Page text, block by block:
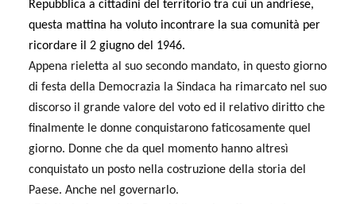
Repubblica a cittadini del territorio tra cui un andriese,
questa mattina ha voluto incontrare la sua comunità per
ricordare il 2 giugno del 1946.
Appena rieletta al suo secondo mandato, in questo giorno
di festa della Democrazia la Sindaca ha rimarcato nel suo
discorso il grande valore del voto ed il relativo diritto che
finalmente le donne conquistarono faticosamente quel
giorno. Donne che da quel momento hanno altresì
conquistato un posto nella costruzione della storia del
Paese. Anche nel governarlo.